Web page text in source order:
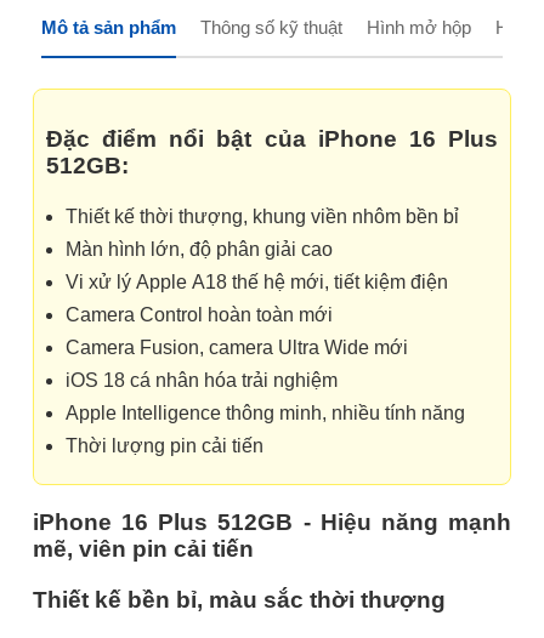
Mô tả sản phẩm Thông số kỹ thuật Hình mở hộp
Đặc điểm nổi bật của iPhone 16 Plus
512GB:
Thiết kế thời thượng, khung viền nhôm bền bỉ
Màn hình lớn, độ phân giải cao
Vi xử lý Apple A18 thế hệ mới, tiết kiệm điện
Camera Control hoàn toàn mới
Camera Fusion, camera Ultra Wide mới
iOS 18 cá nhân hóa trải nghiệm
Apple Intelligence thông minh, nhiều tính năng
Thời lượng pin cải tiến
iPhone 16 Plus 512GB - Hiệu năng mạnh
mẽ, viên pin cải tiến
Thiết kế bền bỉ, màu sắc thời thượng